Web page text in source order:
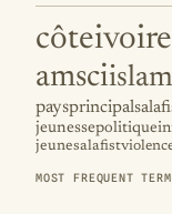
côteivoire
amsciislam
paysprincipal
jeunessepolitique
jeunesalafist
MOST FREQUENT